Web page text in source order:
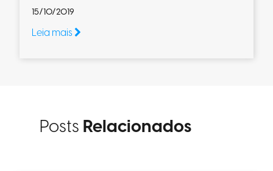
15/10/2019
Leia mais
Posts Relacionados